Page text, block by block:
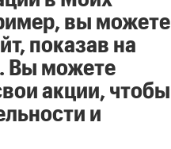
вы можете
показав на
Вы можете
акции, чтобы
и